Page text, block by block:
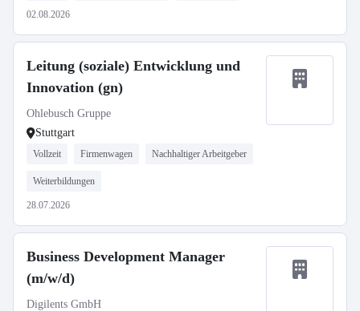
02.08.2026
Leitung (soziale) Entwicklung und
Innovation (gn)
Ohlebusch Gruppe
Stuttgart
Vollzeit Firmenwagen Nachhaltiger Arbeitgeber
Weiterbildungen
28.07.2026
Business Development Manager
(m/w/d)
Digilents GmbH